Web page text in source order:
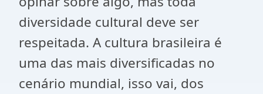
diversidade cultural deve ser
respeitada. A cultura brasileira é
uma das mais diversificadas no
cenário mundial, isso vai, dos